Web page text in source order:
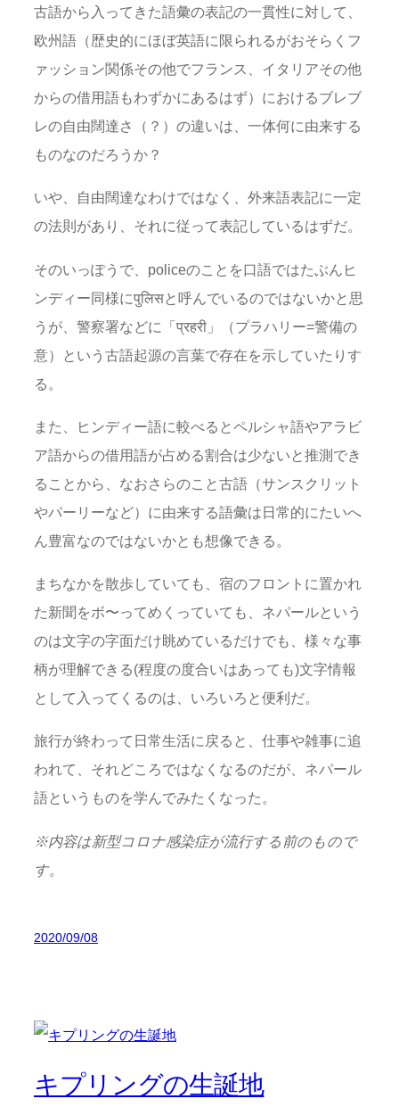
古語から入ってきた語彙の表記の一貫性に対して、
欧州語（歴史的にほぼ英語に限られるがおそらくフ
ァッション関係その他でフランス、イタリアその他
からの借用語もわずかにあるはず）におけるブレブ
レの自由闊達さ（？）の違いは、一体何に由来する
ものなのだろうか？
いや、自由闊達なわけではなく、外来語表記に一定
の法則があり、それに従って表記しているはずだ。
そのいっぽうで、policeのことを口語ではたぶんヒ
ンディー同様にपुलिसと呼んでいるのではないかと思
うが、警察署などに「प्रहरी」（プラハリー=警備の
意）という古語起源の言葉で存在を示していたりす
る。
また、ヒンディー語に較べるとペルシャ語やアラビ
ア語からの借用語が占める割合は少ないと推測でき
ることから、なおさらのこと古語（サンスクリット
やパーリーなど）に由来する語彙は日常的にたいへ
ん豊富なのではないかとも想像できる。
まちなかを散歩していても、宿のフロントに置かれ
た新聞をボ〜ってめくっていても、ネパールという
のは文字の字面だけ眺めているだけでも、様々な事
柄が理解できる(程度の度合いはあっても)文字情報
として入ってくるのは、いろいろと便利だ。
旅行が終わって日常生活に戻ると、仕事や雑事に追
われて、それどころではなくなるのだが、ネパール
語というものを学んでみたくなった。
※内容は新型コロナ感染症が流行する前のもので
す。
2020/09/08
キプリングの生誕地